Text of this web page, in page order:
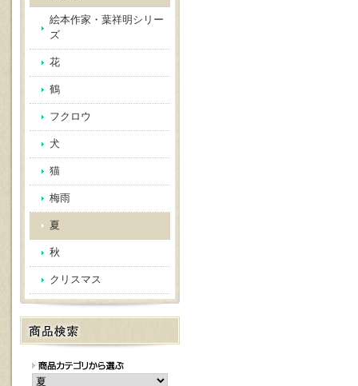
絵本作家・葉祥明シリー
ズ
花
鶴
フクロウ
犬
猫
梅雨
夏
秋
クリスマス